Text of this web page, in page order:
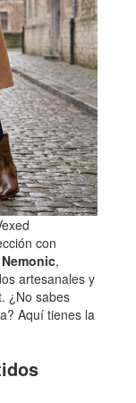
con
,
artesanales y
¿No sabes
Aquí tienes la